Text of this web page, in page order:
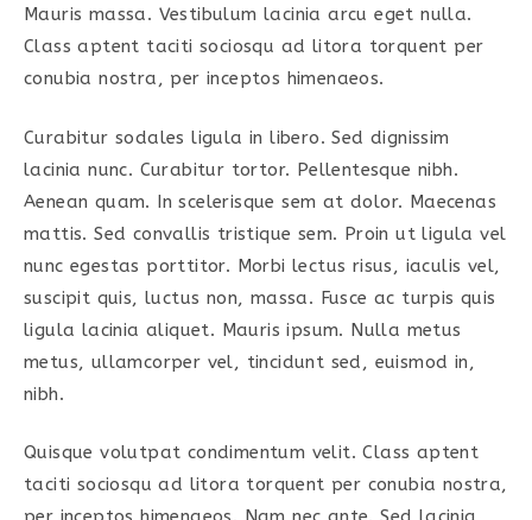
Mauris massa. Vestibulum lacinia arcu eget nulla.
Class aptent taciti sociosqu ad litora torquent per
conubia nostra, per inceptos himenaeos.
Curabitur sodales ligula in libero. Sed dignissim
lacinia nunc. Curabitur tortor. Pellentesque nibh.
Aenean quam. In scelerisque sem at dolor. Maecenas
mattis. Sed convallis tristique sem. Proin ut ligula vel
nunc egestas porttitor. Morbi lectus risus, iaculis vel,
suscipit quis, luctus non, massa. Fusce ac turpis quis
ligula lacinia aliquet. Mauris ipsum. Nulla metus
metus, ullamcorper vel, tincidunt sed, euismod in,
nibh.
Quisque volutpat condimentum velit. Class aptent
taciti sociosqu ad litora torquent per conubia nostra,